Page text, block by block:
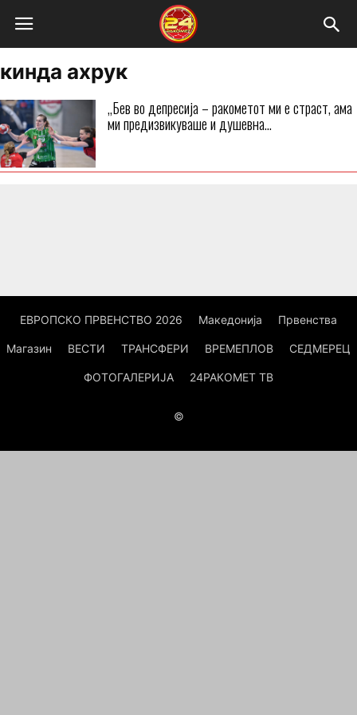
кинда ахрук
„Бев во депресија – ракометот ми е страст, ама
ми предизвикуваше и душевна...
ЕВРОПСКО ПРВЕНСТВО 2026 Македонија Првенства
Магазин ВЕСТИ ТРАНСФЕРИ ВРЕМЕПЛОВ СЕДМЕРЕЦ
ФОТОГАЛЕРИЈА 24РАКОМЕТ ТВ
©